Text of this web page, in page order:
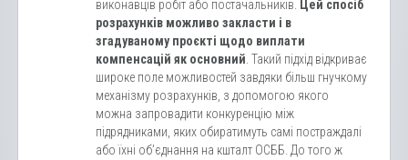
виконавців робіт або постачальників. Цей спосіб
розрахунків можливо закласти і в
згадуваному проєкті щодо виплати
компенсацій як основний. Такий підхід відкриває
широке поле можливостей завдяки більш гнучкому
механізму розрахунків, з допомогою якого
можна запровадити конкуренцію між
підрядниками, яких обиратимуть самі постраждалі
або їхні об’єднання на кшталт ОСББ. До того ж